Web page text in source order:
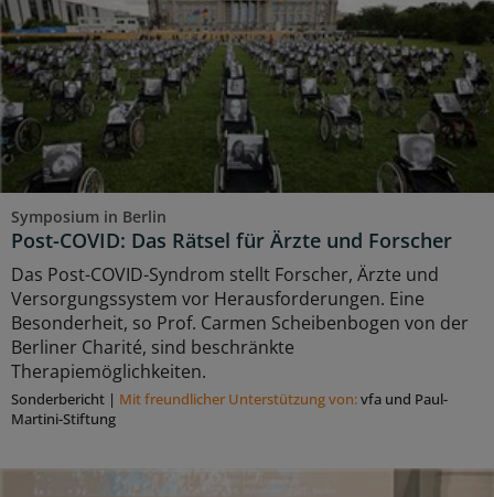
Symposium in Berlin
Post-COVID: Das Rätsel für Ärzte und Forscher
Das Post-COVID-Syndrom stellt Forscher, Ärzte und
Versorgungssystem vor Herausforderungen. Eine
Besonderheit, so Prof. Carmen Scheibenbogen von der
Berliner Charité, sind beschränkte
Therapiemöglichkeiten.
Sonderbericht | Mit freundlicher Unterstützung von:vfa und Paul-
Martini-Stiftung